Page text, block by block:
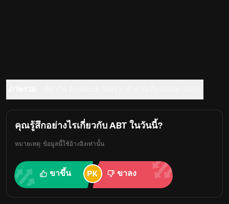
คุณรู้สึกอย่างไรเกี่ยวกับ ABT ในวันนี้?
หมายเหตุ: ข้อมูลนี้ใช้อ้างอิงเท่านั้น
ขาขึ้น ขาลง